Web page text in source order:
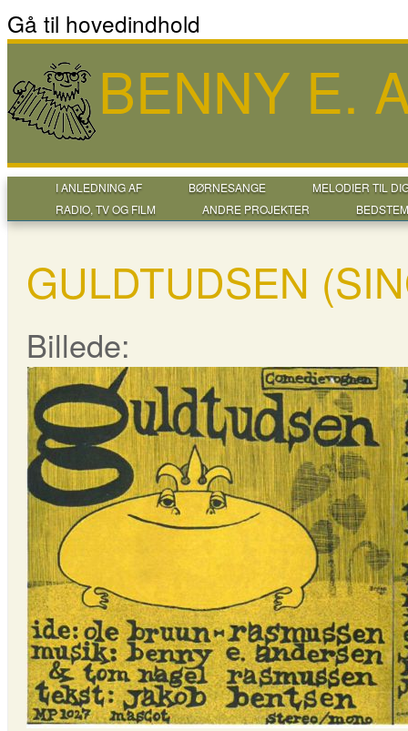
Gå til hovedindhold
BENNY E.
I ANLEDNING AF BØRNESANGE
MELODIER TIL
RADIO, TV OG FILM
ANDRE PROJEKTER
GULDTUDSEN
Billede: